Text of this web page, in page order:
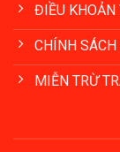
ĐIỀU KHOẢN
CHÍNH
MIỄN TRỪ